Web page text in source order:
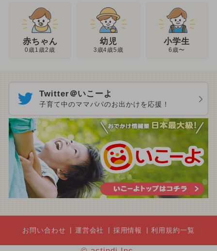
赤ちゃん
0歳1歳2歳
幼児
3歳4歳5歳
小学生
6歳〜
Twitter＠いこーよ
子育て中のママパパのお出かけを応援！
お問い合わせ 運営会社 採用情報 利用規約一覧